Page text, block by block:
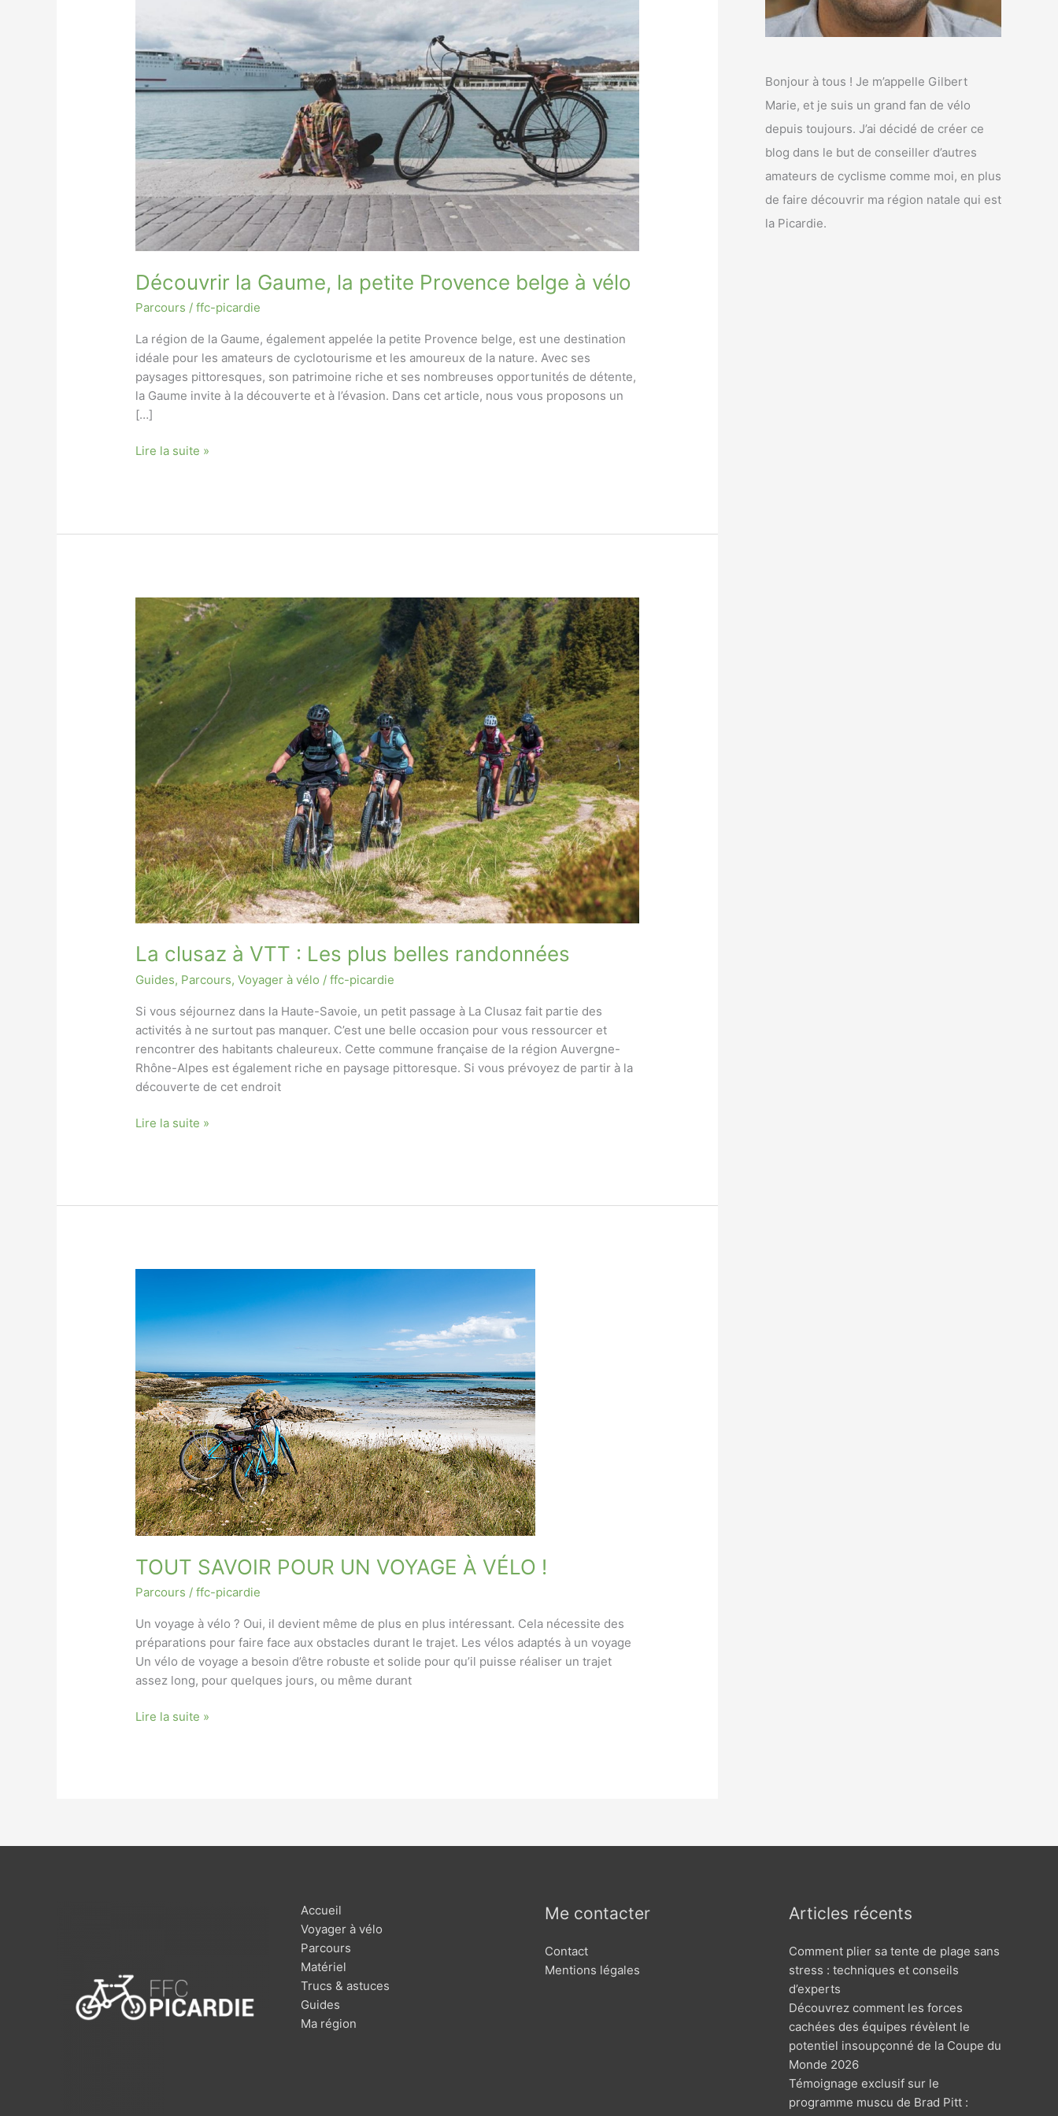
Découvrir la Gaume, la petite Provence belge à vélo
Parcours /ffc-picardie
La région de la Gaume, également appelée la petite Provence belge, est une destination
idéale pour les amateurs de cyclotourisme et les amoureux de la nature. Avec ses
paysages pittoresques, son patrimoine riche et ses nombreuses opportunités de détente,
la Gaume invite à la découverte et à l’évasion. Dans cet article, nous vous proposons un
[…]
Découvrir
vélo
Lire la suite »
La clusaz à VTT : Les plus belles randonnées
Guides, Parcours,Voyager à vélo /ffc-picardie
Si vous séjournez dans la Haute-Savoie, un petit passage à La Clusaz fait partie des
activités à ne surtout pas manquer. C’est une belle occasion pour vous ressourcer et
rencontrer des habitants chaleureux. Cette commune française de la région Auvergne-
Rhône-Alpes est également riche en paysage pittoresque. Si vous prévoyez de partir à la
découverte de cet endroit
La
randonnées
Lire la suite »
TOUT SAVOIR POUR UN VOYAGE À VÉLO !
Parcours /ffc-picardie
Un voyage à vélo ? Oui, il devient même de plus en plus intéressant. Cela nécessite des
préparations pour faire face aux obstacles durant le trajet. Les vélos adaptés à un voyage
Un vélo de voyage a besoin d’être robuste et solide pour qu’il puisse réaliser un trajet
assez long, pour quelques jours, ou même durant
TOUT
Lire la suite »
Bonjour à tous ! Je m’appelle Gilbert
Marie, et je suis un grand fan de vélo
depuis toujours. J’ai décidé de créer ce
blog dans le but de conseiller d’autres
amateurs de cyclisme comme moi, en plus
de faire découvrir ma région natale qui est
la Picardie.
Accueil
Voyager à vélo
Parcours
Matériel
Trucs & astuces
Guides
Ma région
Me contacter
Contact
Mentions légales
Articles récents
Comment plier sa tente de plage sans
stress : techniques et conseils
d’experts
Découvrez comment les forces
cachées des équipes révèlent le
potentiel insoupçonné de la Coupe du
Monde 2026
Témoignage exclusif sur le
programme muscu de Brad Pitt :